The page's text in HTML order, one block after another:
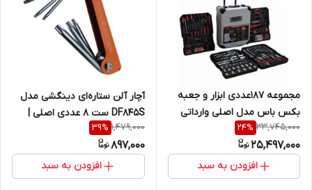
مجموعه 187عددی ابزار و جعبه
بکس باس مدل اصلی وارداتی
درجه کیفیت 100
33,745,000
24%
25,497,000
افزودن به سبد
آچار آلن ستاره‌ای دینگشی مدل
DF845S ست 8 عددی اصلی |
مجموعه آچار تورکس حرفه‌ای
1,479,000
39%
897,000
افزودن به سبد